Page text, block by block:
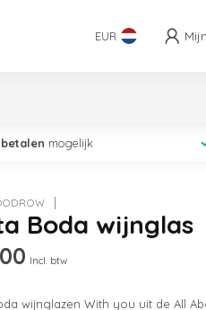
EUR
mogelijk
Boda wijnglas
Incl. btw
wijnglazen With you uit de All